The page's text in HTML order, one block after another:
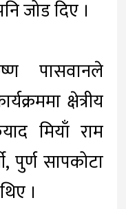
जोड दिए ।
पासवानले
क्षेत्रीय
मियाँ राम
पुर्ण सापकोटा
।